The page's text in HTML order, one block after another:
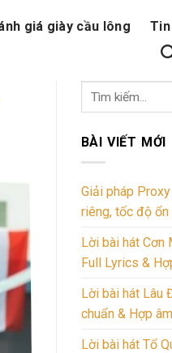
giá giày cầu lông
BÀI VIẾT MỚI
Giải pháp
riêng, tốc độ ổn
Lời bài hát Cơn
Full Lyrics &
Lời bài hát Lâu
chuẩn & Hợp
Lời bài hát Tổ